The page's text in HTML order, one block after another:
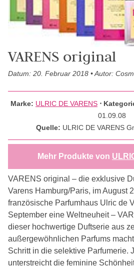
VARENS original
Datum: 20. Februar 2018 • Autor:
Marke: ULRIC DE VARENS ⋅
01.09.08
Quelle: ULRIC DE VARENS
Mehr Produkte von
VARENS original – die exklusive
Varens Hamburg/Paris, im August
französische Parfumhaus Ulric de
September eine Weltneuheit –
dieser hochwertige Duftserie aus
außergewöhnlichen Parfums
Schritt in die selektive Parfumerie.
unterstreicht die feminine